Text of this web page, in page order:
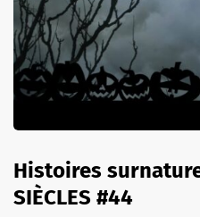
Histoires
SIÈCLES #44